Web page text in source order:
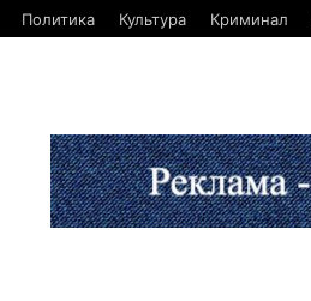
Политика Культура Криминал